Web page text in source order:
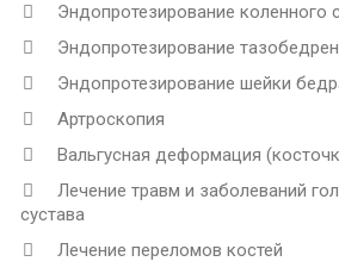
Эндопротезирование коленного
Эндопротезирование
Эндопротезирование шейки
Артроскопия
Вальгусная деформация
Лечение травм и заболеваний
сустава
Лечение переломов костей